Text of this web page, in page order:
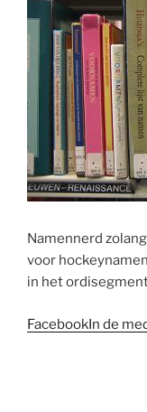
Namennerd
voor
in het
FacebookIn de